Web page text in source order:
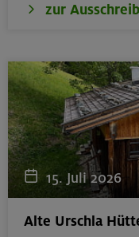
Ötztaler Alpen
21.-23.08.26
Familienfreizeit:
von 6-9 J.
Kitzbüheler Alpen
zur
15. Juli 2026
Alte Urschla